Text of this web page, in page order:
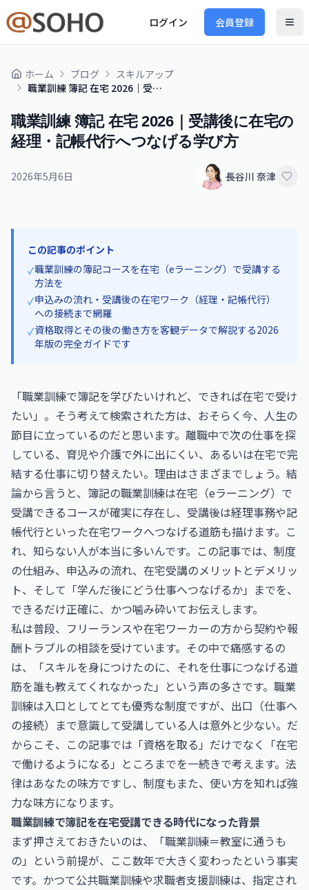
ログイン 会員登録
ホーム ブログ
スキルアップ
職業訓練 簿記 在宅 2026｜受講後に在宅の経理・記帳代行へつなげる学び方
職業訓練 簿記 在宅 2026｜受講後に在宅の
経理・記帳代行へつなげる学び方
2026年5月6日 長谷川 奈津
この記事のポイント
✓職業訓練の簿記コースを在宅（eラーニング）で受講する
方法を
✓申込みの流れ・受講後の在宅ワーク（経理・記帳代行）
への接続まで網羅
✓資格取得とその後の働き方を客観データで解説する2026
年版の完全ガイドです
「職業訓練で簿記を学びたいけれど、できれば在宅で受け
たい」。そう考えて検索された方は、おそらく今、人生の
節目に立っているのだと思います。離職中で次の仕事を探
している、育児や介護で外に出にくい、あるいは在宅で完
結する仕事に切り替えたい。理由はさまざまでしょう。結
論から言うと、簿記の職業訓練は在宅（eラーニング）で
受講できるコースが確実に存在し、受講後は経理事務や記
帳代行といった在宅ワークへつなげる道筋も描けます。こ
れ、知らない人が本当に多いんです。この記事では、制度
の仕組み、申込みの流れ、在宅受講のメリットとデメリッ
ト、そして「学んだ後にどう仕事へつなげるか」までを、
できるだけ正確に、かつ噛み砕いてお伝えします。
私は普段、フリーランスや在宅ワーカーの方から契約や報
酬トラブルの相談を受けています。その中で痛感するの
は、「スキルを身につけたのに、それを仕事につなげる道
筋を誰も教えてくれなかった」という声の多さです。職業
訓練は入口としてとても優秀な制度ですが、出口（仕事へ
の接続）まで意識して受講している人は意外と少ない。だ
からこそ、この記事では「資格を取る」だけでなく「在宅
で働けるようになる」ところまでを一続きで考えます。法
律はあなたの味方ですし、制度もまた、使い方を知れば強
力な味方になります。
職業訓練で簿記を在宅受講できる時代になった背景
まず押さえておきたいのは、「職業訓練＝教室に通うも
の」という前提が、ここ数年で大きく変わったという事実
です。かつて公共職業訓練や求職者支援訓練は、指定され